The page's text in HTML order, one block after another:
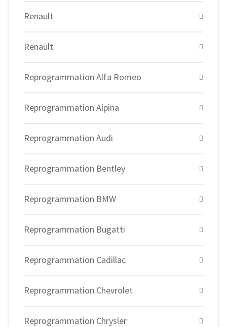
Renault
Renault
Reprogrammation Alfa Romeo
Reprogrammation Alpina
Reprogrammation Audi
Reprogrammation Bentley
Reprogrammation BMW
Reprogrammation Bugatti
Reprogrammation Cadillac
Reprogrammation Chevrolet
Reprogrammation Chrysler